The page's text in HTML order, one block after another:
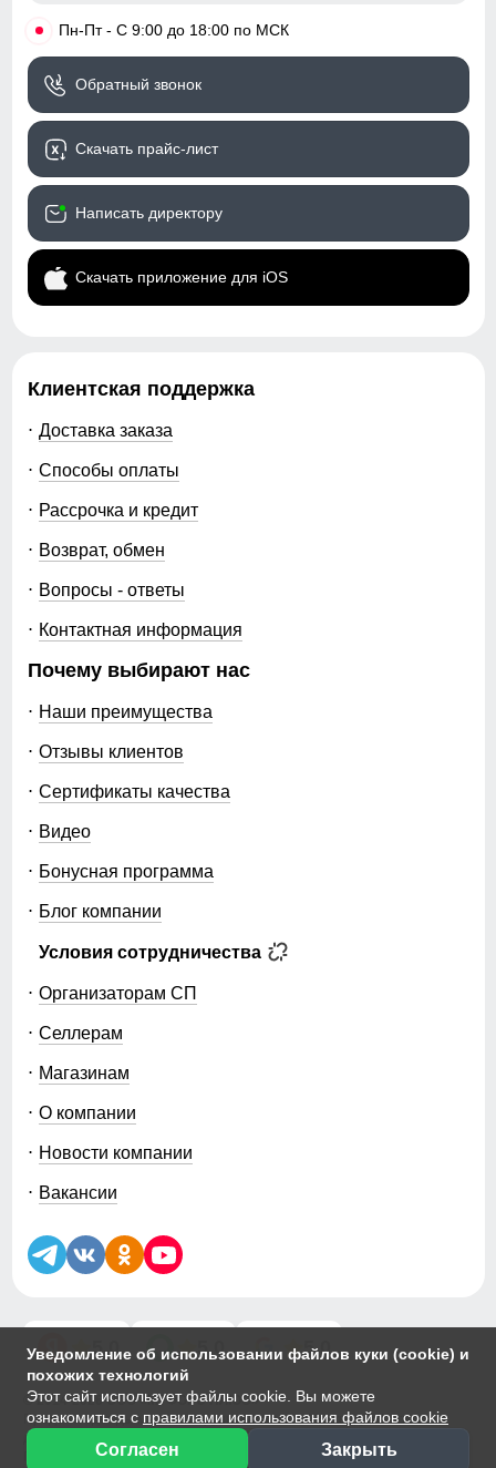
Уведомление об использовании файлов куки (cookie) и
похожих технологий
Этот сайт использует файлы cookie. Вы можете
ознакомиться с правилами использования файлов cookie
Согласен Закрыть
Сортировка Фильтры
• Пн-Пт - С 9:00 до 18:00 по МСК
Обратный звонок
Скачать прайс-лист
Написать директору
Скачать приложение для iOS
Клиентская поддержка
Доставка заказа
Способы оплаты
Рассрочка и кредит
Возврат, обмен
Вопросы - ответы
Контактная информация
Почему выбирают нас
Наши преимущества
Отзывы клиентов
Сертификаты качества
Видео
Бонусная программа
Блог компании
Условия сотрудничества
Организаторам СП
Селлерам
Магазинам
О компании
Новости компании
Вакансии
5.0 5.0 5.0
© 2014-2026 ООО «МТФОРС ПЛЮС»
Продажа одежды мелким и крупным оптом в Москве, ул. Чагинская,
д.3Б, стр.1
Публичная оферта|Персональные данные Политика Cookie